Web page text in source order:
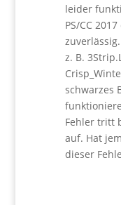
leider
PS/CC
z. B.
schwarzes
Fehler tritt
auf. Hat
dieser